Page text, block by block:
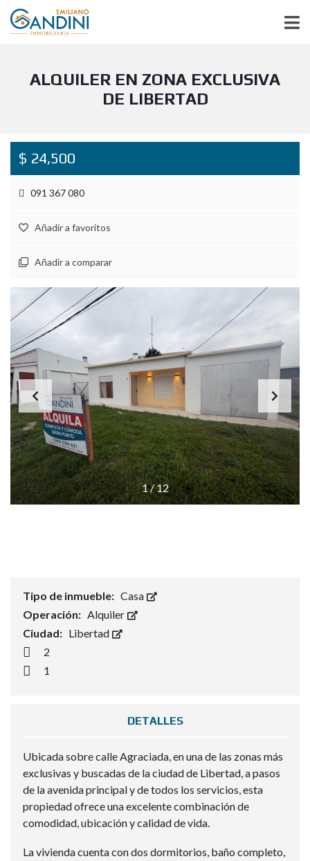
ALQUILER EN ZONA EXCLUSIVA
DE LIBERTAD
$ 24,500
091 367 080
Añadir a favoritos
Añadir a comparar
1/12
Tipo de inmueble: Casa
Operación: Alquiler
Ciudad: Libertad
2
1
DETALLES
Ubicada sobre calle Agraciada, en una de las zonas más
exclusivas y buscadas de la ciudad de Libertad, a pasos
de la avenida principal y de todos los servicios, esta
propiedad ofrece una excelente combinación de
comodidad, ubicación y calidad de vida.
La vivienda cuenta con dos dormitorios, baño completo,